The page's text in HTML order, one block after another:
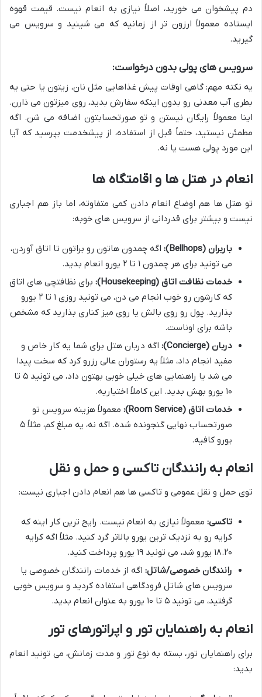
دم پیشخوان می خورید، اصلاً نیازی به انعام نیست. قیمت قهوه
ایستاده معمولاً ارزون تر از زمانیه که می شینید و سرویس می
گیرید.
سرویس های پولی بدون درخواست:
یه نکته مهم: گاهی اوقات پیش غذاهایی مثل نان، زیتون یا حتی یه
بطری آب معدنی رو بدون اینکه سفارش بدید، روی میزتون می ذارن.
اینا معمولاً رایگان نیستن و تو صورتحسابتون اضافه می شن. اگه
مطمئن نیستید، حتماً قبل از استفاده، از پیشخدمت بپرسید که آیا
این مورد پولی هست یا نه.
انعام در هتل ها و اقامتگاه ها
تو هتل ها هم اوضاع انعام دادن کمی متفاوته، اما باز هم اجباری
نیست و بیشتر برای قدردانی از سرویس های خوبه:
باربران (Bellhops):
اگه چمدون هاتون رو براتون تا اتاق آوردن،
می تونید برای هر چمدون ۱ تا ۲ یورو انعام بدید.
خدمات نظافت اتاق (Housekeeping):
برای نظافتچی های اتاق
که کارشون رو خوب انجام می دن، می تونید روزی ۱ تا ۲ یورو
بذارید. پول رو روی بالش یا روی میز کناری بذارید که مشخص
باشه برای اوناست.
دربان (Concierge):
اگه دربان هتل برای شما یه کار خاص و
مفید انجام داد، مثلاً یه رستوران عالی رزرو کرد که سخت پیدا
می شد یا راهنمایی های خیلی خوبی بهتون داد، می تونید ۵ تا
۱۰ یورو بهش بدید. این کاملاً اختیاریه.
خدمات اتاق (Room Service):
معمولاً هزینه سرویس تو
صورتحساب نهایی گنجونده شده. اگه نه، یه مبلغ کم، مثلاً ۵
یورو کافیه.
انعام به رانندگان تاکسی و حمل و نقل
توی حمل و نقل عمومی و تاکسی ها هم انعام دادن اجباری نیست:
تاکسی: معمولاً نیازی به انعام نیست. رایج ترین کار اینه که
کرایه رو به نزدیک ترین یورو بالاتر گرد کنید. مثلاً اگه کرایه
۱۸.۲۰ یورو شد، می تونید ۱۹ یورو پرداخت کنید.
رانندگان خصوصی/شاتل: اگه از خدمات رانندگان خصوصی یا
سرویس های شاتل فرودگاهی استفاده کردید و سرویس خوبی
گرفتید، می تونید ۵ تا ۱۰ یورو به عنوان انعام بدید.
انعام به راهنمایان تور و اپراتورهای تور
برای راهنمایان تور، بسته به نوع تور و مدت زمانش، می تونید انعام
بدید: